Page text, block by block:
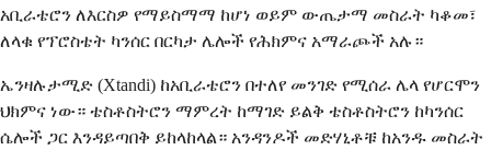
አቢራቴሮን ለእርስዎ የማይስማማ ከሆነ ወይም ውጤታማ መስራት ካቆመ፣
ለላቁ የፕሮስቴት ካንሰር በርካታ ሌሎች የሕክምና አማራጮች አሉ።
ኤንዛሉታሚድ (Xtandi) ከአቢራቴሮን በተለየ መንገድ የሚሰራ ሌላ የሆርሞን
ህክምና ነው። ቴስቶስትሮን ማምረት ከማገድ ይልቅ ቴስቶስትሮን ከካንሰር
ሴሎች ጋር እንዳይጣበቅ ይከላከላል። አንዳንዶች መድሃኒቶቹ ከአንዱ መስራት